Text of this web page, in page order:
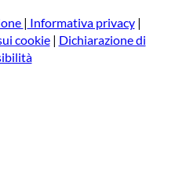
| Informativa privacy|
cookie| Dichiarazione di